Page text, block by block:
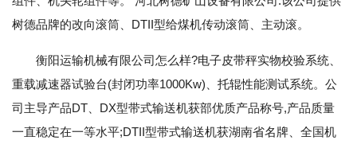
树德品牌的改向滚筒、DTII型给煤机传动滚筒、主动滚。
衡阳运输机械有限公司怎么样?电子皮带秤实物校验系统、
重载减速器试验台(封闭功率1000Kw)、托辊性能测试系统。公
司主导产品DT、DX型带式输送机获部优质产品称号,产品质量
一直稳定在一等水平;DTII型带式输送机获湖南省名牌、全国机